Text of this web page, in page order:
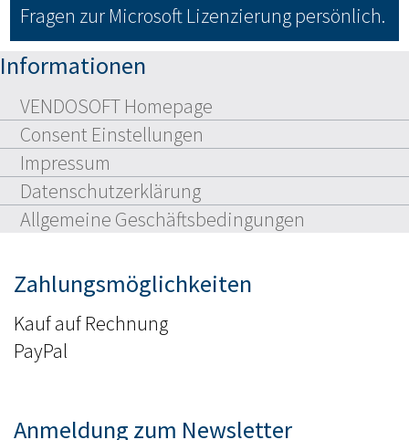
Fragen zur Microsoft Lizenzierung persönlich.
Informationen
VENDOSOFT Homepage
Consent Einstellungen
Impressum
Datenschutzerklärung
Allgemeine Geschäftsbedingungen
Zahlungsmöglichkeiten
Kauf auf Rechnung
PayPal
Anmeldung zum Newsletter